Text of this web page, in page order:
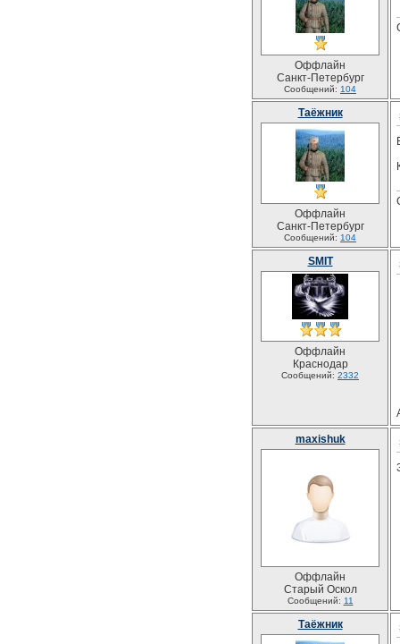
Оффлайн
Санкт-Петербург
Сообщений: 104
Таёжник
Оффлайн
Санкт-Петербург
Сообщений: 104
SMIT
Оффлайн
Краснодар
Сообщений: 2332
maxishuk
Оффлайн
Старый Оскол
Сообщений: 11
Таёжник